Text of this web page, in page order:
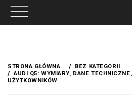
treści
STRONA GŁÓWNA
BEZ KATEGORII
AUDI Q5: WYMIARY, DANE
UŻYTKOWNIKÓW